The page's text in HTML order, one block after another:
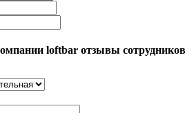
loftbar отзывы сотрудников